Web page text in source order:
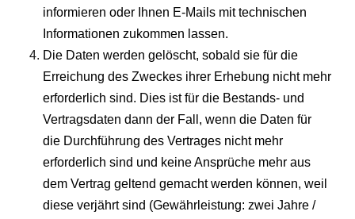
informieren oder Ihnen E-Mails mit technischen
Informationen zukommen lassen.
Die Daten werden gelöscht, sobald sie für die
Erreichung des Zweckes ihrer Erhebung nicht mehr
erforderlich sind. Dies ist für die Bestands- und
Vertragsdaten dann der Fall, wenn die Daten für
die Durchführung des Vertrages nicht mehr
erforderlich sind und keine Ansprüche mehr aus
dem Vertrag geltend gemacht werden können, weil
diese verjährt sind (Gewährleistung: zwei Jahre /